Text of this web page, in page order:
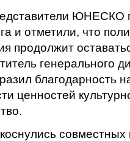
ЮНЕСКО
и отметили, что
продолжит
генерального
благодарность
ценностей